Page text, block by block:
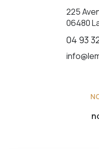
225
06480
04 93